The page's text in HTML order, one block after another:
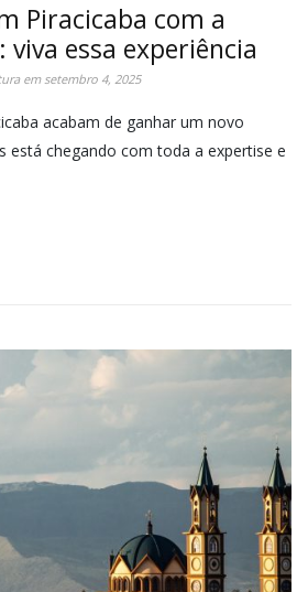
Piracicaba com a
viva essa experiência
emsetembro 4, 2025
acabam de ganhar um novo
está chegando com toda a expertise e